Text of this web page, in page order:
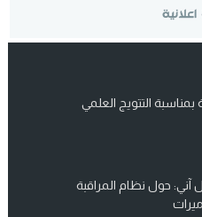
بمناسبة التتويج العلمي
آني: حول نظام المراقبة